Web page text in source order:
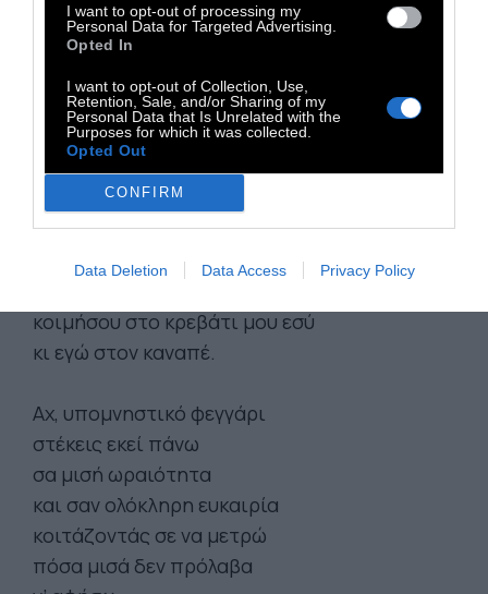
I want to opt-out of processing my
Personal Data for Targeted Advertising.
Opted In
I want to opt-out of Collection, Use,
Retention, Sale, and/or Sharing of my
Personal Data that Is Unrelated with the
Purposes for which it was collected.
Opted Out
CONFIRM
Data Deletion Data Access Privacy Policy
φωνάζοντας
νύχτωσε βγες να δεις
και είδα να χαράζεται ψηλά
ένα μισό και ούτε φεγγάρι
σα μαχαιριά σε υπερφυσικό
θεού σαγόνι ή μάλλον
σαν φιλιού το κάτω χείλος
και το επάνω να φιλάει το σκοτάδι
–ποιος και σε ποιον μισοείπε:
κοιμήσου στο κρεβάτι μου εσύ
κι εγώ στον καναπέ.
Αχ, υπομνηστικό φεγγάρι
στέκεις εκεί πάνω
σα μισή ωραιότητα
και σαν ολόκληρη ευκαιρία
κοιτάζοντάς σε να μετρώ
πόσα μισά δεν πρόλαβα